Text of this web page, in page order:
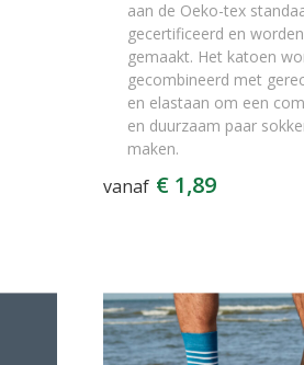
aan de Oeko-tex
gecertificeerd en
gemaakt. Het katoen
gecombineerd met
en elastaan ​​om een
en duurzaam paar
maken.
vanaf € 1,89